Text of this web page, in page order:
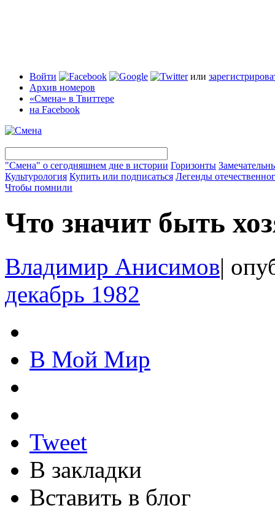
Войти или
Архив номеров
«Смена» в Твиттере
на Facebook
"Смена" о сегодняшнем дне в истории Горизонты
Культурология Купить или подписаться Легенды
Чтобы помнили
Что значит быть
Владимир Анисимов|
декабрь 1982
В Мой Мир
Tweet
В закладки
Вставить в блог